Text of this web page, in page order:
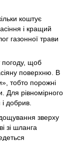
коштує
і кращий
газонної трави
погоду, щоб
поверхню. В
тобто порожні
Для рівномірного
і добрив.
зверху
зі шланга